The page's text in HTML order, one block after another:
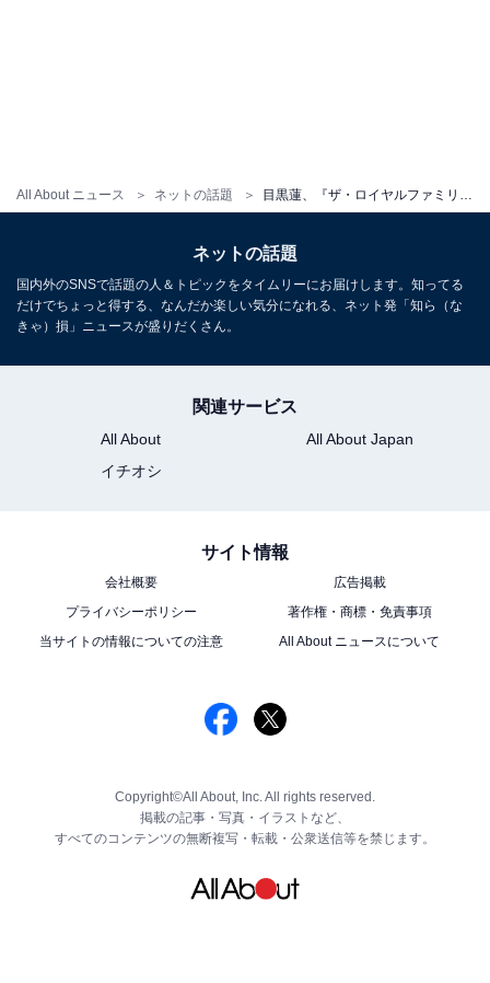
All About ニュース ネットの話題
ネットの話題
国内外のSNSで話題の人＆トピックをタイムリーにお届けします。知ってる
だけでちょっと得する、なんだか楽しい気分になれる、ネット発「知ら（な
きゃ）損」ニュースが盛りだくさん。
関連サービス
All About
All About Japan
イチオシ
サイト情報
会社概要
広告掲載
プライバシーポリシー
著作権・商標・免責事項
当サイトの情報についての注意
All About ニュースについて
Copyright©All About, Inc. All rights reserved.
掲載の記事・写真・イラストなど、
すべてのコンテンツの無断複写・転載・公衆送信等を禁じます。